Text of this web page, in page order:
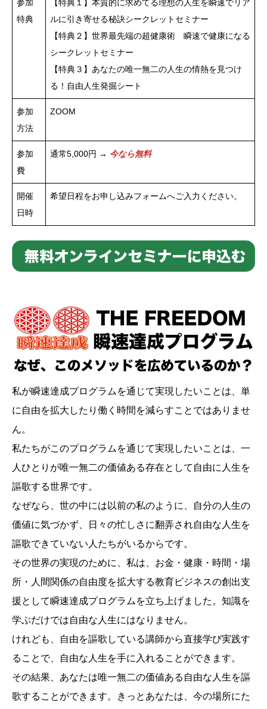
参加
特典
【特典１】本質的に求めてる理想の人生を瞬速でリア
ルに引き寄せる秘訣シークレットセミナー
【特典２】世界最先端の超健康術 瞬速で健康になる
シークレットセミナー
【特典３】あなたの唯一無二の人生の情熱を見つけ
る！自由人生発掘シート
参加
方法
ZOOM
参加
費
通常5,000円 → 今なら無料
開催
日時
希望日程をお申し込みフォームへご入力ください。
私が瞬速達成プログラムを通じて実現したいことは、単
に自由を拡大したり働く時間を減らすことではありませ
ん。
私たちがこのプログラムを通じて実現したいことは、一
人ひとりが唯一無二の価値ある存在として自由に人生を
謳歌する世界です。
なぜなら、世の中には以前の私のように、自分の人生の
価値に気づかず、日々の忙しさに翻弄され自由な人生を
謳歌できていない人たちがいるからです。
その世界の実現のために、私は、お金・健康・時間・場
所・人間関係の自由度を拡大する教育ビジネスの創出支
援として瞬速達成プログラムを立ち上げました。知識を
学ぶだけでは自由な人生にはなりません。
けれども、自由を謳歌している講師から直接学び実践す
ることで、自由な人生を手に入れることができます。
その結果、あなたは唯一無二の価値ある自由な人生を謳
歌することができます。きっとあなたは、今の場所にた